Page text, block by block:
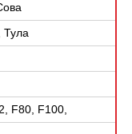
Тула
F80, F100,